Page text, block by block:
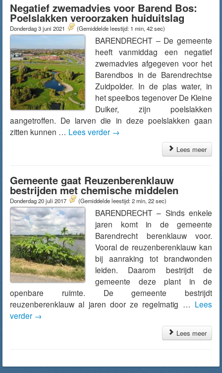
Negatief zwemadvies voor Barend Bos:
Poelslakken veroorzaken huiduitslag
Donderdag 3 juni 2021 (Gemiddelde leestijd: 1 min, 42 sec)
BARENDRECHT – De gemeente
heeft vanmiddag een negatief
zwemadvies afgegeven voor het
Barendbos in de Barendrechtse
Zuidpolder. In de plas water, in
het speelbos tegenover De Kleine
Duiker, zijn poelslakken
aangetroffen. De larven die in deze poelslakken gaan
zitten kunnen … Lees verder →
Lees meer
Gemeente gaat Reuzenberenklauw
bestrijden met chemische middelen
Donderdag 20 juli 2017 (Gemiddelde leestijd: 2 min, 22 sec)
BARENDRECHT – Sinds enkele
jaren komt in de gemeente
Barendrecht berenklauw voor.
Vooral de reuzenberenklauw kan
bij aanraking tot brandwonden
leiden. Daarom bestrijdt de
gemeente deze plant in de
openbare ruimte. De gemeente bestrijdt
reuzenberenklauw al jaren door ze regelmatig … Lees
verder →
Lees meer